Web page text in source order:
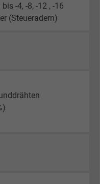
-4, -8, -12 , -16
(Steueradern)